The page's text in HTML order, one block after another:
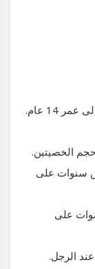
14 عام.
الخصيتين.
سنوات على
على
الرجل.